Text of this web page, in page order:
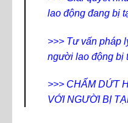
lao động đang bị
>>> Tư vấn pháp
người lao động bị
>>> CHẤM DỨT
VỚI NGƯỜI BỊ